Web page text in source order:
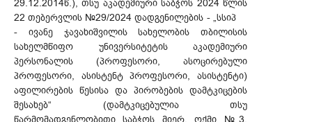
29.12.2014წ.), თსუ აკადემიური საბჭოს 2024 წლის
22 თებერვლის №29/2024 დადგენილების - „სსიპ
- ივანე ჯავახიშვილის სახელობის თბილისის
სახელმწიფო უნივერსიტეტის აკადემიური
პერსონალის (პროფესორი, ასოცირებული
პროფესორი, ასისტენტ პროფესორი, ასისტენტი)
აფილირების წესისა და პირობების დამტკიცების
შესახებ“ (დამტკიცებულია თსუ